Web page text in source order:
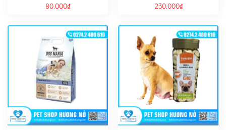
80.000₫
230.000₫